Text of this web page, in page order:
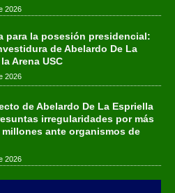
2026
para la posesión presidencial:
de Abelardo De La
Arena USC
2026
de Abelardo De La Espriella
irregularidades por más
millones ante organismos de
2026